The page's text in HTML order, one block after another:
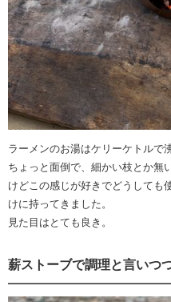
ラーメンのお湯はケリーケトルで
ちょっと面倒で、細かい枝とか無
けどこの感じが好きでどうしても
けに持ってきました。
見た目はとても良き。
薪ストーブで調理と言いつつ